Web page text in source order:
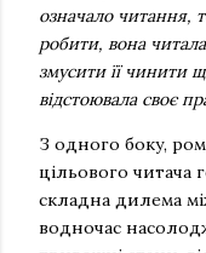
означало читання,
робити, вона
змусити її чинити
відстоювала своє
З одного боку,
цільового читача
складна дилема
водночас